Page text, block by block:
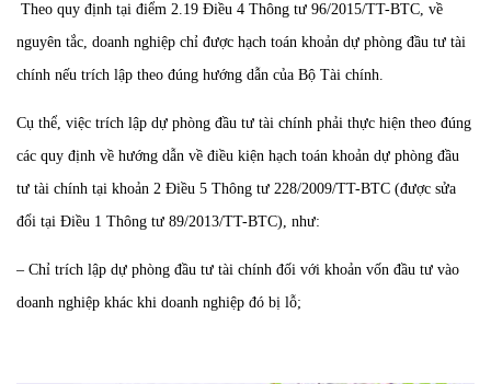
Theo quy định tại điểm 2.19 Điều 4 Thông tư 96/2015/TT-BTC, về
nguyên tắc, doanh nghiệp chỉ được hạch toán khoản dự phòng đầu tư tài
chính nếu trích lập theo đúng hướng dẫn của Bộ Tài chính.
Cụ thể, việc trích lập dự phòng đầu tư tài chính phải thực hiện theo đúng
các quy định về hướng dẫn về điều kiện hạch toán khoản dự phòng đầu
tư tài chính tại khoản 2 Điều 5 Thông tư 228/2009/TT-BTC (được sửa
đổi tại Điều 1 Thông tư 89/2013/TT-BTC), như:
– Chỉ trích lập dự phòng đầu tư tài chính đối với khoản vốn đầu tư vào
doanh nghiệp khác khi doanh nghiệp đó bị lỗ;